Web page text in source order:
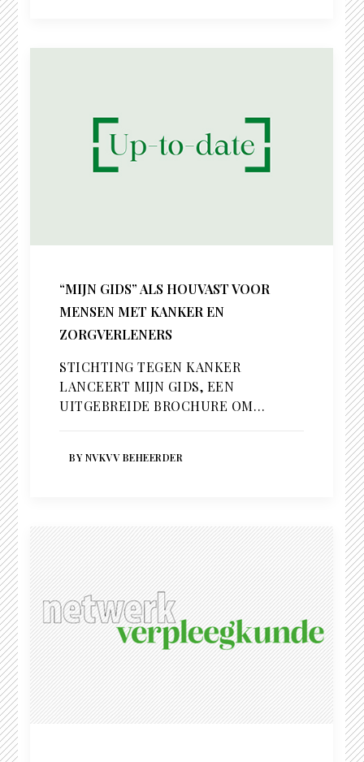
“MIJN GIDS” ALS HOUVAST VOOR
MENSEN MET KANKER EN
ZORGVERLENERS
STICHTING TEGEN KANKER
LANCEERT MIJN GIDS, EEN
UITGEBREIDE BROCHURE OM…
BY NVKVV BEHEERDER